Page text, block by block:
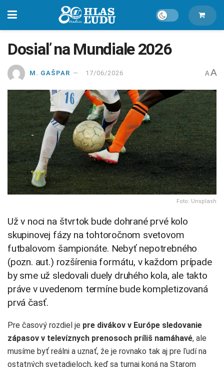
Dosiaľ na Mundiale 2026
M. GAŠPAR 17/06/2026 A A
Foto: Unsplash
Už v noci na štvrtok bude dohrané prvé kolo
skupinovej fázy na tohtoročnom svetovom
futbalovom šampionáte. Nebyť nepotrebného
(pozn. aut.) rozšírenia formátu, v každom prípade
by sme už sledovali duely druhého kola, ale takto
práve v uvedenom termíne bude kompletizovaná
prvá časť.
Pre časový rozdiel je pre divákov v Európe sledovanie
zápasov v televíznych prenosoch príliš namáhavé, ale
musíme byť reálni a uznať, že je rovnako tak aj pre ľudí na
ostatných svetadieloch, keď sa turnaj koná na Starom